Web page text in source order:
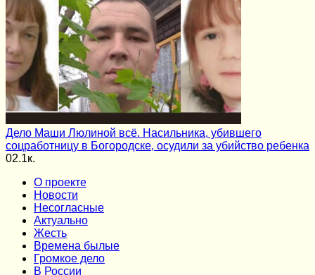
Дело Маши Люлиной всё. Насильника, убившего
соцработницу в Богородске, осудили за убийство ребенка
02.1к.
О проекте
Новости
Несогласные
Актуально
Жесть
Времена былые
Громкое дело
В России